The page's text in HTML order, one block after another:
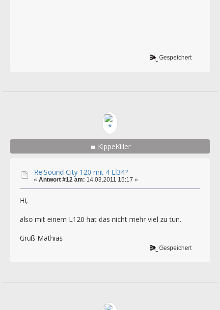
Gespeichert
KippeKiller
Re:Sound City 120 mit 4 El34?
« Antwort #12 am: 14.03.2011 15:17 »
Hi,
also mit einem L120 hat das nicht mehr viel zu tun.
Gruß Mathias
Gespeichert